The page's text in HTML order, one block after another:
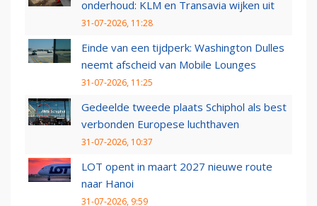
onderhoud: KLM en Transavia wijken uit
31-07-2026, 11:28
Einde van een tijdperk: Washington Dulles
neemt afscheid van Mobile Lounges
31-07-2026, 11:25
Gedeelde tweede plaats Schiphol als best
verbonden Europese luchthaven
31-07-2026, 10:37
LOT opent in maart 2027 nieuwe route
naar Hanoi
31-07-2026, 9:59